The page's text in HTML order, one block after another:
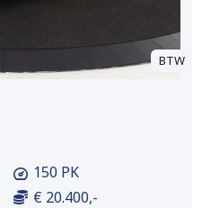
BTW
150 PK
€ 20.400,-